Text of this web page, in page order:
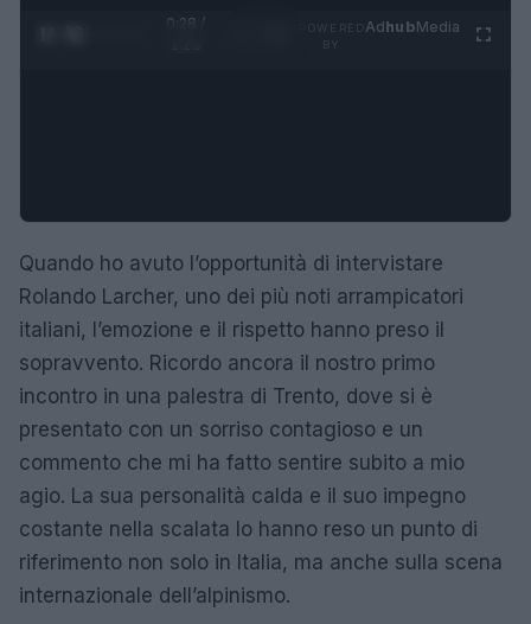
0:29 /
AdhubMedia
Quando ho avuto l’opportunità di intervistare
Rolando Larcher, uno dei più noti arrampicatori
italiani, l’emozione e il rispetto hanno preso il
sopravvento. Ricordo ancora il nostro primo
incontro in una palestra di Trento, dove si è
presentato con un sorriso contagioso e un
commento che mi ha fatto sentire subito a mio
agio. La sua personalità calda e il suo impegno
costante nella scalata lo hanno reso un punto di
riferimento non solo in Italia, ma anche sulla scena
internazionale dell’alpinismo.